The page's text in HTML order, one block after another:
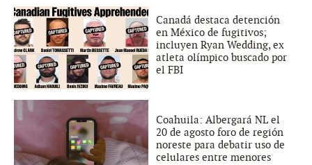
Canadá destaca detención
en México de fugitivos;
incluyen Ryan Wedding, ex
atleta olímpico buscado por
el FBI
Coahuila: Albergará NL el
20 de agosto foro de región
noreste para debatir uso de
celulares entre menores